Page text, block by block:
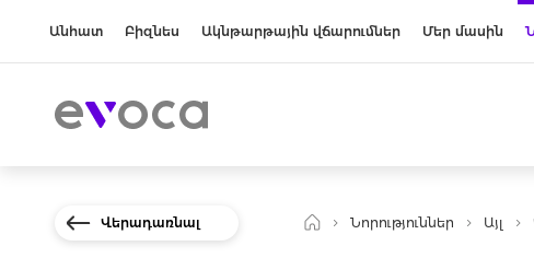
Անհատ Բիզնես Ակնթարթային վճարումներ Մեր մասին
Վերադառնալ Նորություններ Այլ